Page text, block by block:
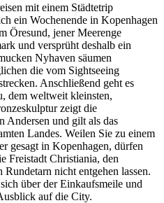
mit einem Städtetrip
ein Wochenende in Kopenhagen
Öresund, jener Meerenge
und versprüht deshalb ein
Nyhaven säumen
die vom Sightseeing
Anschließend geht es
dem weltweit kleinsten,
zeigt die
Andersen und gilt als das
Landes. Weilen Sie zu einem
gesagt in Kopenhagen, dürfen
Freistadt Christiania, den
nicht entgehen lassen.
über der Einkaufsmeile und
auf die City.